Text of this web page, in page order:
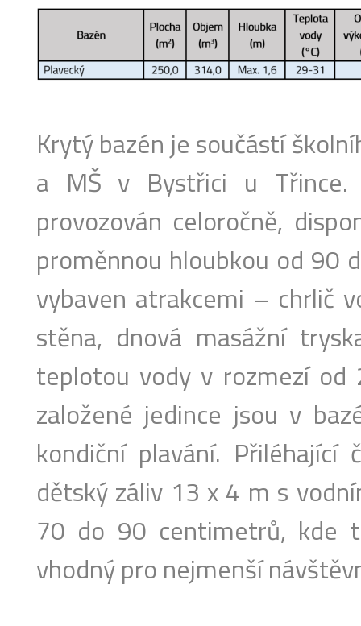
Krytý bazén je součástí
a MŠ v Bystřici u Třince.
provozován celoročně,
proměnnou hloubkou od 90
vybaven atrakcemi – chrlič
stěna, dnová masážní
teplotou vody v rozmezí od
založené jedince jsou v
kondiční plavání. Přiléhající
dětský záliv 13 x 4 m s
70 do 90 centimetrů, kde
vhodný pro nejmenší